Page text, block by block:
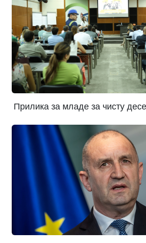
Прилика за младе за чисту